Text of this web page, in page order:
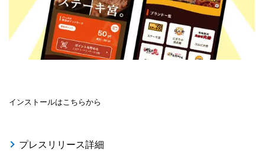
インストールはこちらから
プレスリリース詳細